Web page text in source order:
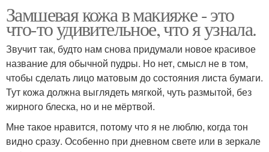
Замшевая кожа в макияже - это
что-то удивительное, что я узнала.
Звучит так, будто нам снова придумали новое красивое
название для обычной пудры. Но нет, смысл не в том,
чтобы сделать лицо матовым до состояния листа бумаги.
Тут кожа должна выглядеть мягкой, чуть размытой, без
жирного блеска, но и не мёртвой.
Мне такое нравится, потому что я не люблю, когда тон
видно сразу. Особенно при дневном свете или в зеркале